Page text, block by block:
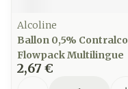
Alcoline
Ballon 0,5% Contralco
Flowpack Multilingue
2,67 €